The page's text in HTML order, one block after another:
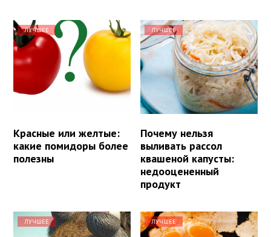
ЛУЧШЕЕ
Красные или желтые:
какие помидоры более
полезны
ЛУЧШЕЕ
Почему нельзя
выливать рассол
квашеной капусты:
недооцененный
продукт
ЛУЧШЕЕ ЛУЧШЕЕ